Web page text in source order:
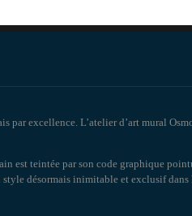
par excellence. L’atelier d’art mural
est teintée par son code graphique
style désormais inimitable et exclusif dans